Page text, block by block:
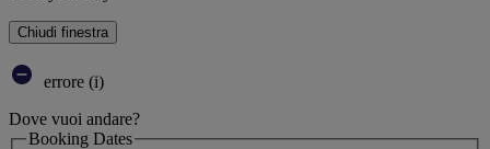
Chiudi finestra
errore (i)
Dove vuoi andare?
Booking Dates